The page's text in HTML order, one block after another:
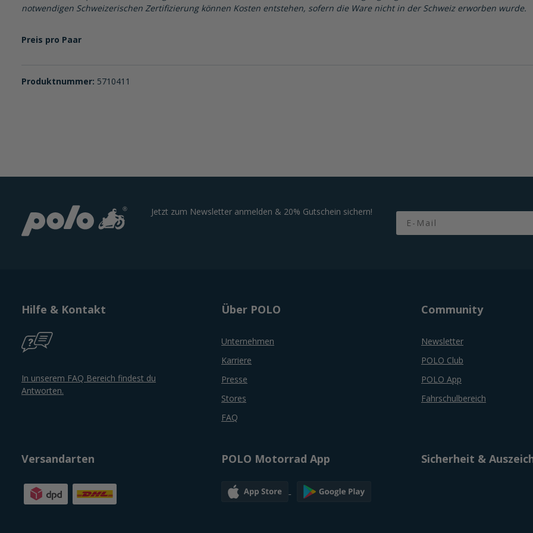
notwendigen Schweizerischen Zertifizierung können Kosten entstehen, sofern die Ware nicht in der Schweiz erworben wurde.
Preis pro Paar
Produktnummer: 5710411
Jetzt zum Newsletter anmelden & 20% Gutschein sichern! Email
Hilfe & Kontakt
In unserem FAQ Bereich findest du
Antworten.
Über POLO
Unternehmen
Karriere
Presse
Stores
FAQ
Community
Newsletter
POLO Club
POLO App
Fahrschulbereich
Versandarten POLO Motorrad App Sicherheit &